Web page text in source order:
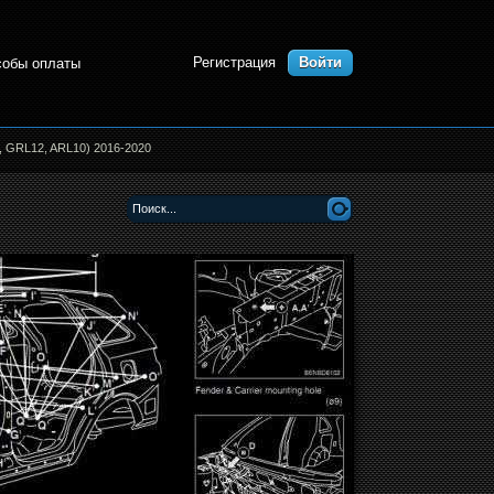
оплаты Регистрация Войти
ARL10) 2016-2020